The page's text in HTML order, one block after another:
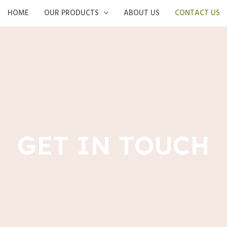
HOME OUR PRODUCTS ABOUT US CONTACT US
GET IN TOUCH